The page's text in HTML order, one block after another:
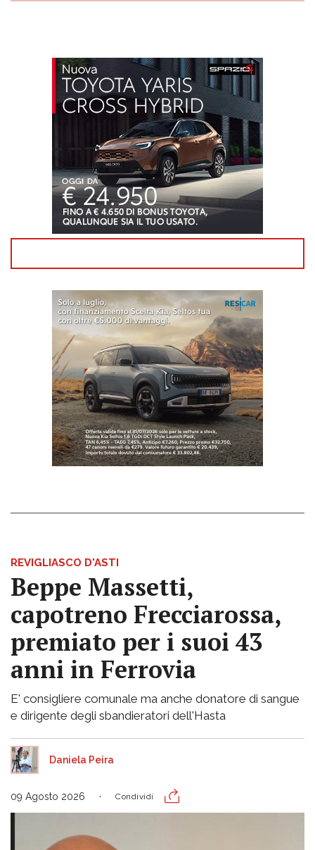
REVIGLIASCO D'ASTI
Beppe Massetti,
capotreno Frecciarossa,
premiato per i suoi 43
anni in Ferrovia
E' consigliere comunale ma anche donatore di sangue
e dirigente degli sbandieratori dell'Hasta
Daniela Peira
09 Agosto 2026 Condividi